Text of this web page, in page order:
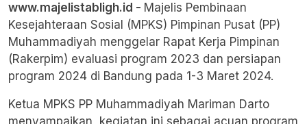
www.majelistabligh.id - Majelis Pembinaan
Kesejahteraan Sosial (MPKS) Pimpinan Pusat (PP)
Muhammadiyah menggelar Rapat Kerja Pimpinan
(Rakerpim) evaluasi program 2023 dan persiapan
program 2024 di Bandung pada 1-3 Maret 2024.
Ketua MPKS PP Muhammadiyah Mariman Darto